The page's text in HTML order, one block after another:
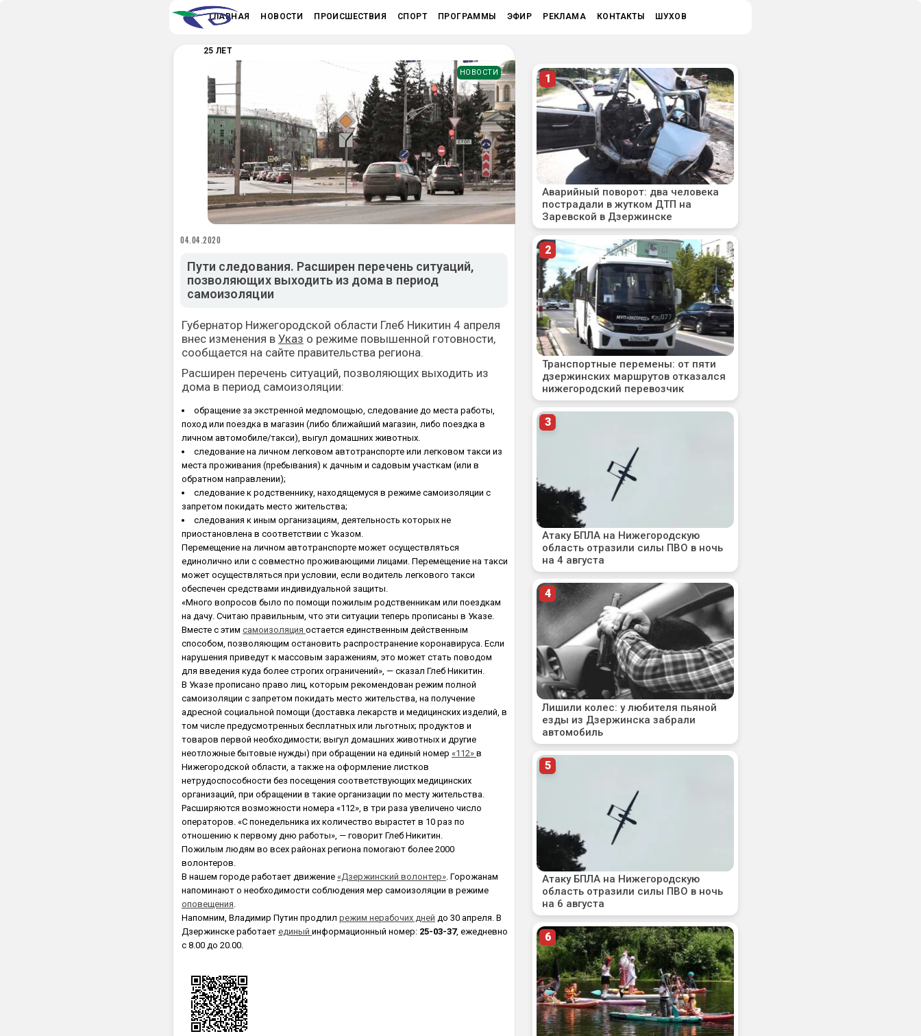
ГЛАВНАЯ НОВОСТИ ПРОИСШЕСТВИЯ СПОРТ ПРОГРАММЫ ЭФИР РЕКЛАМА КОНТАКТЫ ШУХОВ
25 ЛЕТ
НОВОСТИ
04.04.2020
Пути следования. Расширен перечень ситуаций,
позволяющих выходить из дома в период
самоизоляции
Губернатор Нижегородской области Глеб Никитин 4 апреля
внес изменения в Указ о режиме повышенной готовности,
сообщается на сайте правительства региона.
Расширен перечень ситуаций, позволяющих выходить из
дома в период самоизоляции:
обращение за экстренной медпомощью, следование до места работы,
поход или поездка в магазин (либо ближайший магазин, либо поездка в
личном автомобиле/такси), выгул домашних животных.
следование на личном легковом автотранспорте или легковом такси из
места проживания (пребывания) к дачным и садовым участкам (или в
обратном направлении);
следование к родственнику, находящемуся в режиме самоизоляции с
запретом покидать место жительства;
следования к иным организациям, деятельность которых не
приостановлена в соответствии с Указом.
Перемещение на личном автотранспорте может осуществляться
единолично или с совместно проживающими лицами. Перемещение на такси
может осуществляться при условии, если водитель легкового такси
обеспечен средствами индивидуальной защиты.
«Много вопросов было по помощи пожилым родственникам или поездкам
на дачу. Считаю правильным, что эти ситуации теперь прописаны в Указе.
Вместе с этим самоизоляция остается единственным действенным
способом, позволяющим остановить распространение коронавируса. Если
нарушения приведут к массовым заражениям, это может стать поводом
для введения куда более строгих ограничений», — сказал Глеб Никитин.
В Указе прописано право лиц, которым рекомендован режим полной
самоизоляции с запретом покидать место жительства, на получение
адресной социальной помощи (доставка лекарств и медицинских изделий, в
том числе предусмотренных бесплатных или льготных; продуктов и
товаров первой необходимости; выгул домашних животных и другие
неотложные бытовые нужды) при обращении на единый номер «112» в
Нижегородской области, а также на оформление листков
нетрудоспособности без посещения соответствующих медицинских
организаций, при обращении в такие организации по месту жительства.
Расширяются возможности номера «112», в три раза увеличено число
операторов. «С понедельника их количество вырастет в 10 раз по
отношению к первому дню работы», — говорит Глеб Никитин.
Пожилым людям во всех районах региона помогают более 2000
волонтеров.
В нашем городе работает движение «Дзержинский волонтер». Горожанам
напоминают о необходимости соблюдения мер самоизоляции в режиме
оповещения.
Напомним, Владимир Путин продлил режим нерабочих дней до 30 апреля. В
Дзержинске работает единый информационный номер: 25-03-37, ежедневно
с 8.00 до 20.00.